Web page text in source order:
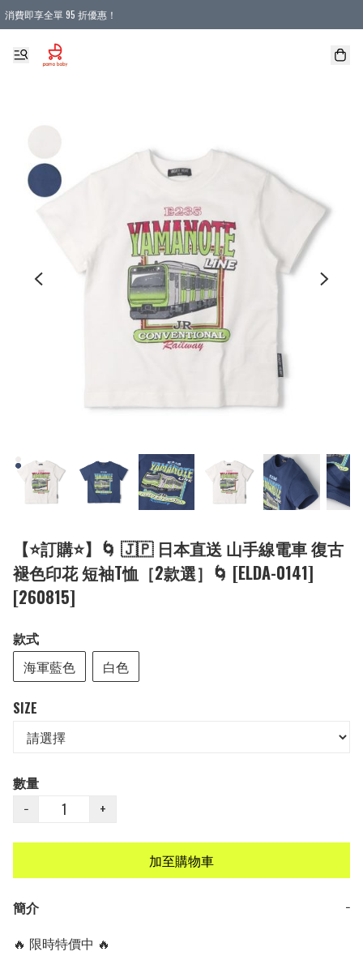
消費即享全單 95 折優惠！
購物滿 HKD 900.00即享免運費優惠！（適用於 本地送貨、本地取貨 )
【⭐訂購⭐】🌀 🇯🇵 日本直送 山手線電車 復古
褪色印花 短袖T恤［2款選］🌀 [ELDA-0141]
[260815]
款式
海軍藍色
白色
SIZE
數量
−
+
加至購物車
簡介
−
🔥 限時特價中 🔥